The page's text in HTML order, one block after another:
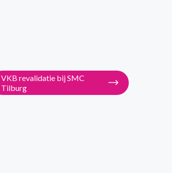
VKB revalidatie bij SMC
Tilburg